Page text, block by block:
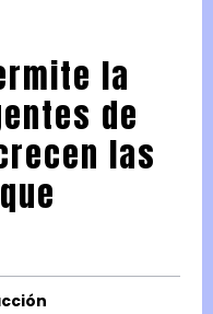
la
de
las